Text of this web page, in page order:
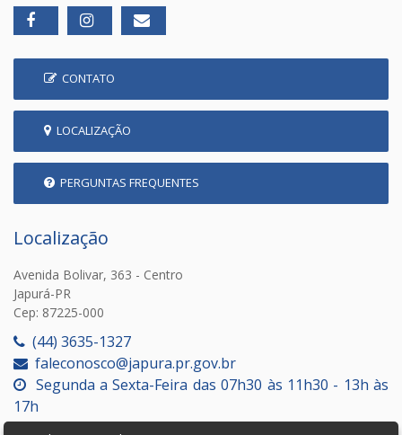
CONTATO
LOCALIZAÇÃO
PERGUNTAS FREQUENTES
Localização
Avenida Bolivar, 363 - Centro
Japurá-PR
Cep: 87225-000
(44) 3635-1327
faleconosco@japura.pr.gov.br
Segunda a Sexta-Feira das 07h30 às 11h30 - 13h às
17h